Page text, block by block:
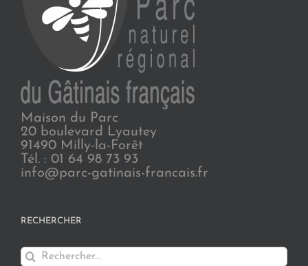
Maison du Parc
20 boulevard Lyautey
91490 Milly-la-Forêt
Tél. : 01 64 98 73 93
info@parc-gatinais-francais.fr
RECHERCHER
Rechercher: